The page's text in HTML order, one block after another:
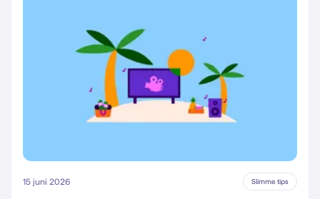
15 juni 2026 Slimme tips